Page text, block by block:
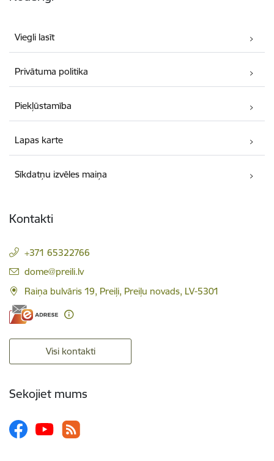
Viegli lasīt
Privātuma politika
Piekļūstamība
Lapas karte
Sīkdatņu izvēles maiņa
Kontakti
+371 65322766
E-pasts:
dome@preili.lv
Raiņa bulvāris 19, Preiļi, Preiļu novads, LV-5301
Visi kontakti
Sekojiet mums